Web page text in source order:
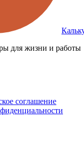
для жизни и работы
соглашение